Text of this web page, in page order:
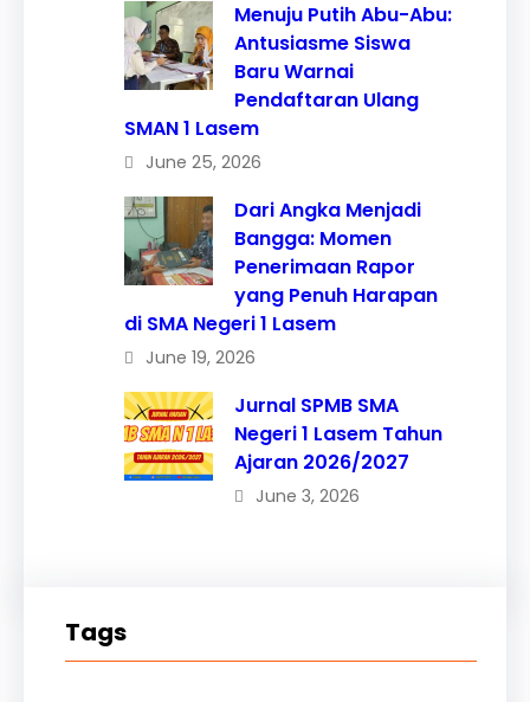
Menuju Putih Abu-Abu:
Antusiasme Siswa
Baru Warnai
Pendaftaran Ulang
SMAN 1 Lasem
June 25, 2026
Dari Angka Menjadi
Bangga: Momen
Penerimaan Rapor
yang Penuh Harapan
di SMA Negeri 1 Lasem
June 19, 2026
Jurnal SPMB SMA
Negeri 1 Lasem Tahun
Ajaran 2026/2027
June 3, 2026
Tags